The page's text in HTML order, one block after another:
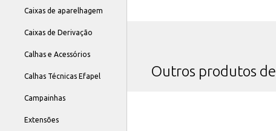
Caixas de aparelhagem
Caixas de Derivação
Calhas e Acessórios
Calhas Técnicas Efapel
Campainhas
Extensões
Outros produtos de